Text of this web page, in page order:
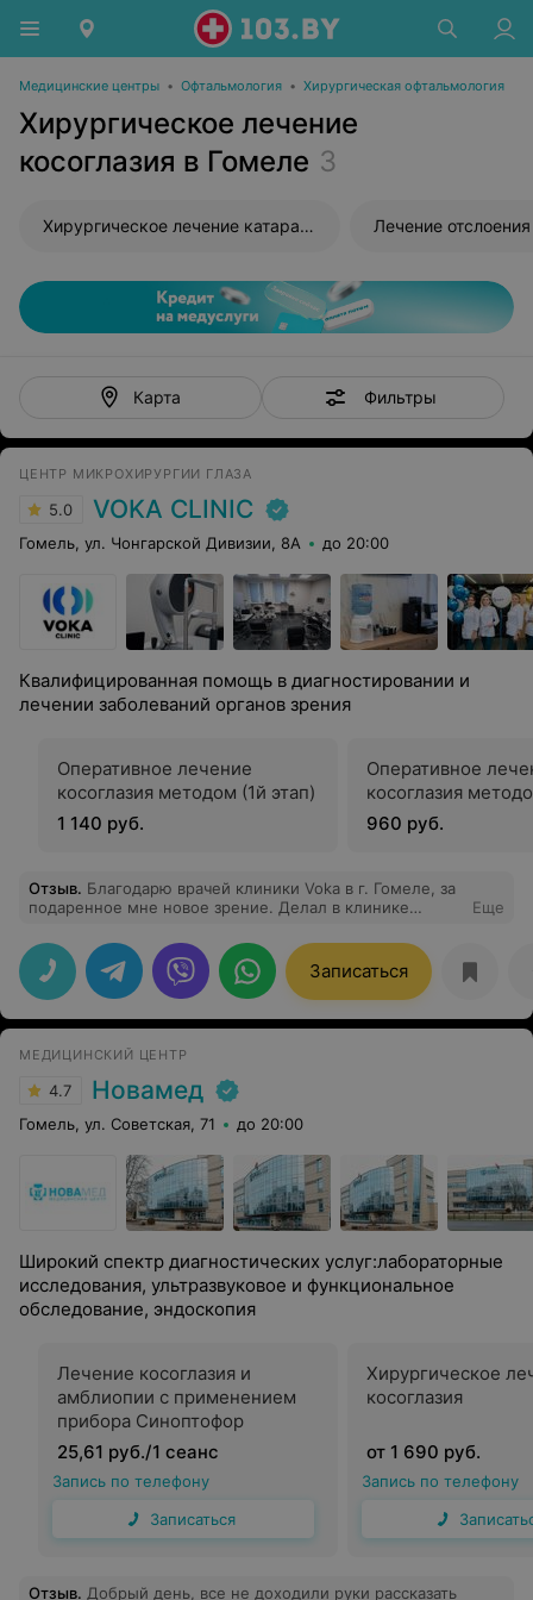
Медицинские центры • Офтальмология • Хирургическая офтальмология
Хирургическое лечение
косоглазия в Гомеле 3
Хирургическое лечение катаракты Лечение
Карта Фильтры
ЦЕНТР МИКРОХИРУРГИИ ГЛАЗА
5.0 VOKA CLINIC
Гомель, ул. Чонгарской Дивизии, 8А до 20:00
Квалифицированная помощь в диагностировании и
лечении заболеваний органов зрения
Оперативное лечение
косоглазия методом (1й этап)
1 140 руб.
Оперативное
косоглазия
960 руб.
Отзыв. Благодарю врачей клиники Voka в г. Гомеле, за
подаренное мне новое зрение. Делал в клинике
Врачи знают свое дело, мед персонал вежлив,
культурен и чуток к каждому человеку. Благодарю Вас
за Вашу отличную работу. Вы делаете нужное дело для
каждого человека. Врачи которые осматривали меня:
Щербина Татьяна Анатольевна Стасевич Елена
Еще
Записаться
МЕДИЦИНСКИЙ ЦЕНТР
4.7 Новамед
Гомель, ул. Советская, 71 до 20:00
Широкий спектр диагностических услуг:лабораторные
исследования, ультразвуковое и функциональное
обследование, эндоскопия
Лечение косоглазия и
амблиопии с применением
прибора Синоптофор
25,61 руб./1 сеанс
Запись по телефону
Записаться
Хирургическое
косоглазия
от 1 690 руб.
Запись по телефону
Отзыв. Добрый день, все не доходили руки рассказать